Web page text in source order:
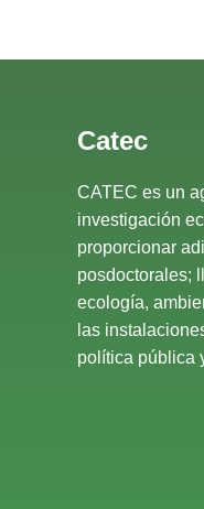
Catec
CATEC es un
investigación
proporcionar
posdoctorales;
ecología,
las
política pública